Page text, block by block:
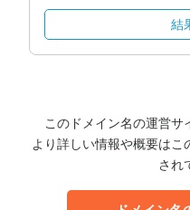
結
このドメイン名の運営
より詳しい情報や概要はこ
され